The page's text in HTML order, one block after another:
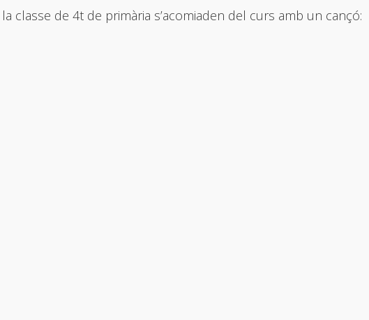
classe de 4t de primària s’acomiaden del curs amb un cançó: